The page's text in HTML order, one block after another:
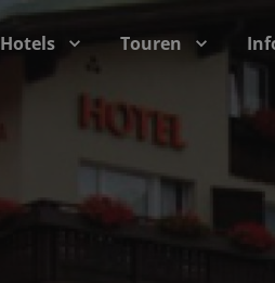
Hotels Touren